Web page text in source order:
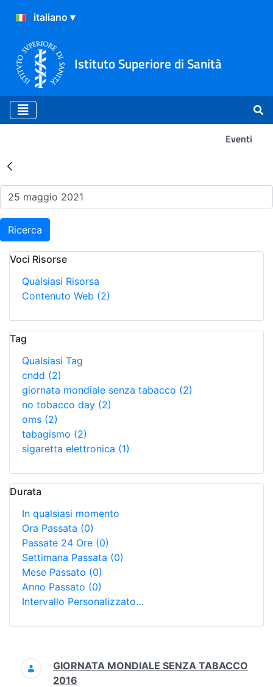
Istituto Superiore di Sanità
Eventi
Risultati della Ricerca -
Ricerca
Voci Risorse
Qualsiasi Risorsa
Contenuto Web (2)
Tag
Qualsiasi Tag
cndd (2)
giornata mondiale senza tabacco (2)
no tobacco day (2)
oms (2)
tabagismo (2)
sigaretta elettronica (1)
Durata
In qualsiasi momento
Ora Passata (0)
Passate 24 Ore (0)
Settimana Passata (0)
Mese Passato (0)
Anno Passato (0)
Intervallo Personalizzato…
Ricerca
GIORNATA MONDIALE SENZA TABACCO
2016